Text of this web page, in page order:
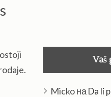
Vaš
Mickoна Da li